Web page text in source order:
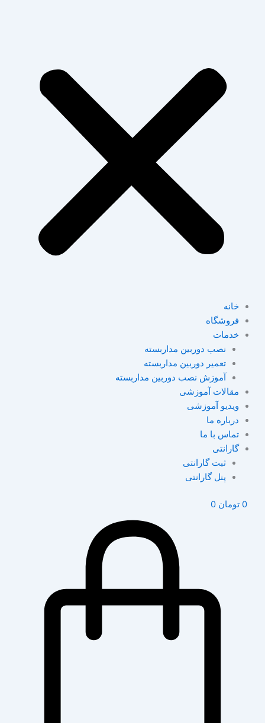
خانه
فروشگاه
خدمات
نصب دوربین مداربسته
تعمیر دوربین مداربسته
آموزش نصب دوربین مداربسته
مقالات آموزشی
ویدیو آموزشی
درباره ما
تماس با ما
گارانتی
ثبت گارانتی
پنل گارانتی
0 تومان 0